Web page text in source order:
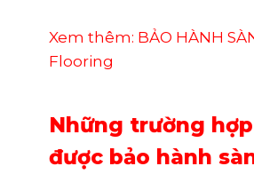
Xem thêm: BẢO HÀNH
Flooring
Những trường
được bảo hành